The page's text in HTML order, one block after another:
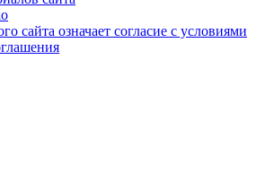
сайта означает согласие с условиями